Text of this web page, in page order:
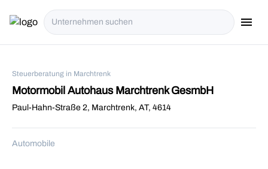
menu
Steuerberatung in Marchtrenk
Motormobil Autohaus Marchtrenk GesmbH
Paul-Hahn-Straße 2, Marchtrenk, AT, 4614
Automobile